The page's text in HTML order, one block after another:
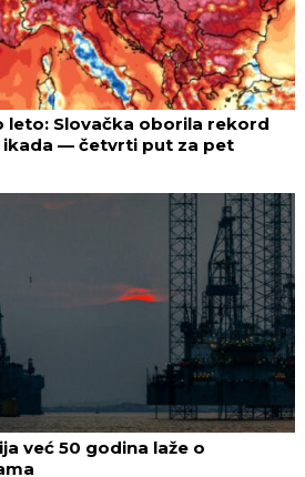
leto: Slovačka oborila rekord
ikada — četvrti put za pet
već 50 godina laže o